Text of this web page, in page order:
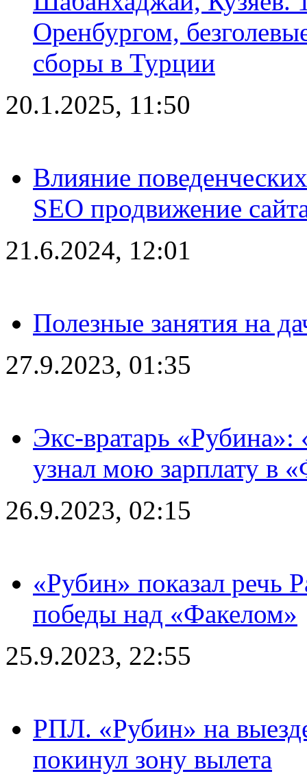
Оренбургом,
сборы в Турции
20.1.2025, 11:50
Влияние
SEO продвижение
21.6.2024, 12:01
Полезные занятия на
27.9.2023, 01:35
Экс-вратарь «Рубина»:
узнал мою зарплату в
26.9.2023, 02:15
«Рубин» показал речь
победы над «Факелом»
25.9.2023, 22:55
РПЛ. «Рубин» на
покинул зону вылета